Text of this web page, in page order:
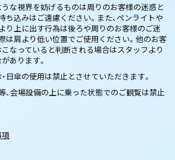
な視界を妨げるものは周りのお客様の迷惑と
ち込みはご遠慮ください。また、ペンライトや
り上に出す行為は後ろや周りのお客様のご迷
は肩より低い位置でご使用ください。他のお客
なっていると判断される場合はスタッフより
あります。
日傘の使用は禁止とさせていただきます。
、会場設備の上に乗った状態でのご観覧は禁止